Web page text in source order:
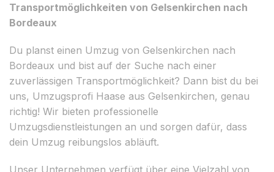
Transportmöglichkeiten von Gelsenkirchen nach
Bordeaux
Du planst einen Umzug von Gelsenkirchen nach
Bordeaux und bist auf der Suche nach einer
zuverlässigen Transportmöglichkeit? Dann bist du bei
uns, Umzugsprofi Haase aus Gelsenkirchen, genau
richtig! Wir bieten professionelle
Umzugsdienstleistungen an und sorgen dafür, dass
dein Umzug reibungslos abläuft.
Unser Unternehmen verfügt über eine Vielzahl von